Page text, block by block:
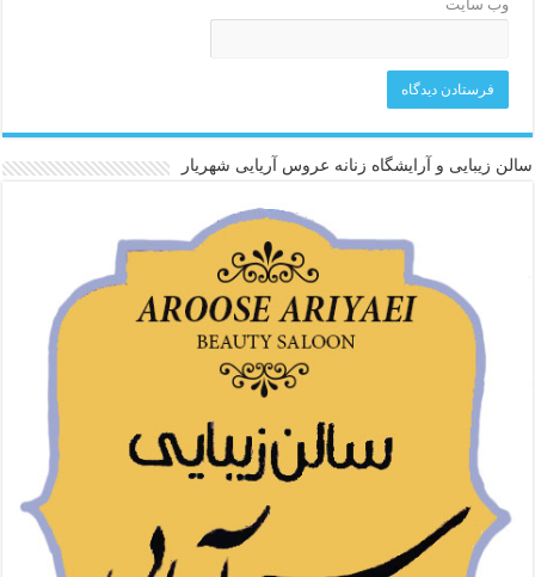
وب‌ سایت
سالن زیبایی و آرایشگاه زنانه عروس آریایی شهریار